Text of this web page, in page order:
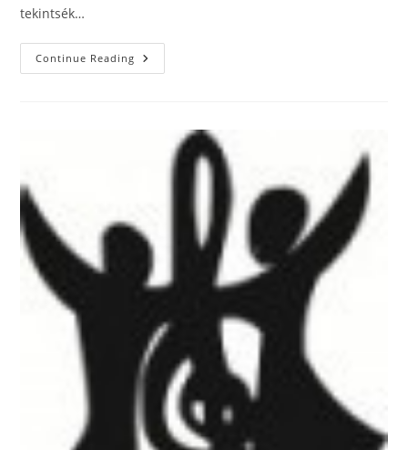
tekintsék…
Continue Reading Felvételi
Tájékoztató